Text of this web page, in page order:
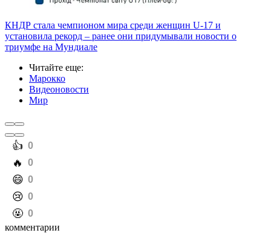
КНДР стала чемпионом мира среди женщин U-17 и
установила рекорд – ранее они придумывали новости о
триумфе на Мундиале
Читайте еще:
Марокко
Видеоновости
Мир
️👍 0
️🔥 0
️😄 0
️😢 0
️🤬 0
комментарии